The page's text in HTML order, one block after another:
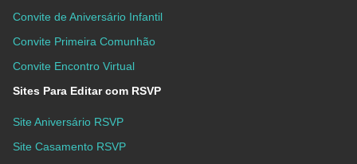
Convite de Aniversário Infantil
Convite Primeira Comunhão
Convite Encontro Virtual
Sites Para Editar com RSVP
Site Aniversário RSVP
Site Casamento RSVP